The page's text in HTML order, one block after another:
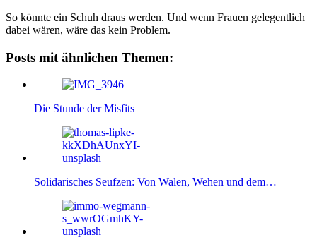
So könnte ein Schuh draus werden. Und wenn Frauen gelegentlich
dabei wären, wäre das kein Problem.
Posts mit ähnlichen Themen:
Die Stunde der Misfits
Solidarisches Seufzen: Von Walen, Wehen und dem…